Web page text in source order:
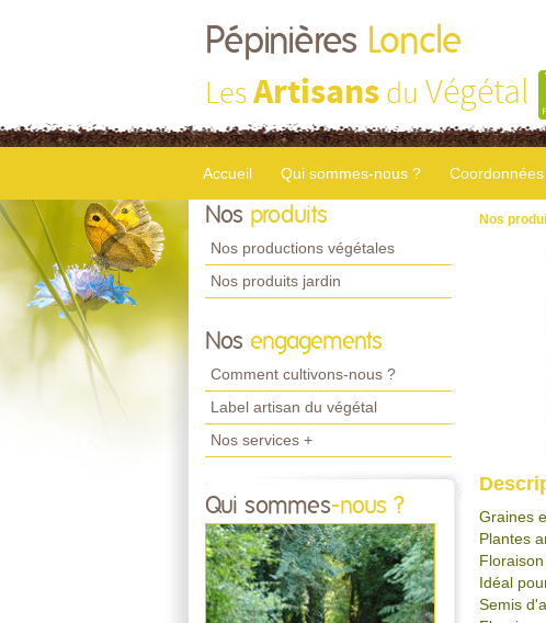
Pépinières Loncle
LesArtisans du Végétal
Accueil Qui sommes-nous ?
Nos produits
Nos productions végétales
Nos produits jardin
Nos engagements
Comment cultivons-nous ?
Label artisan du végétal
Nos services +
Qui sommes-nous ?
Nos
Graines
Plantes
Idéal
Semis